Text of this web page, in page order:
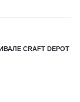
CRAFT DEPOT